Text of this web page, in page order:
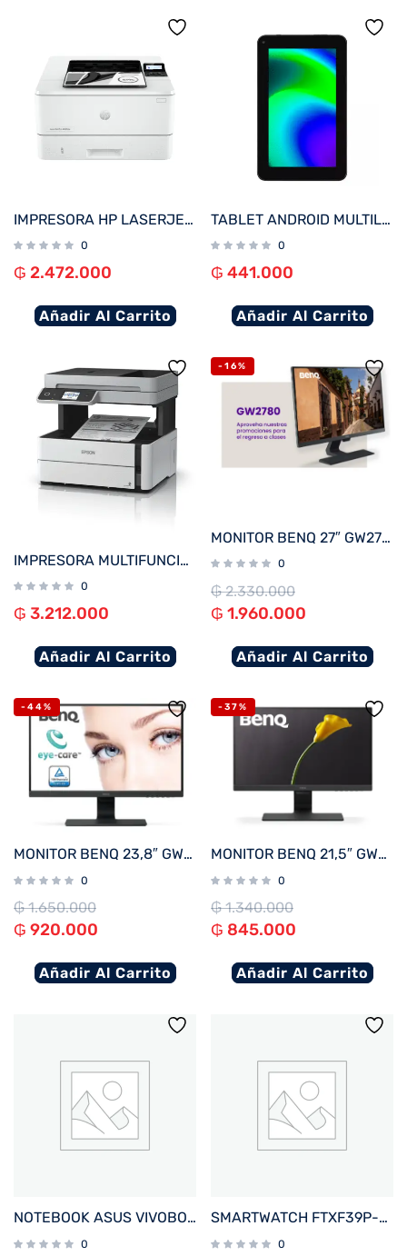
IMPRESORA HP LASERJET PRO 4003DW IMP/RED/USB/WIFI 220V
0
₲ 2.472.000
Añadir Al Carrito
TABLET ANDROID MULTILASER NB600 M7 QC/32GB/2G/7″/WIFI/NEGRO
0
₲ 441.000
Añadir Al Carrito
IMPRESORA MULTIFUNCIONAL EPSON M3170 ECOTANK RED O WIFI ADF USB BIVOLT
0
₲ 3.212.000
Añadir Al Carrito
-16%
MONITOR BENQ 27″ GW2780
0
₲2.330.000
₲ 1.960.000
Añadir Al Carrito
-44%
MONITOR BENQ 23,8″ GW2480
0
₲1.650.000
₲ 920.000
Añadir Al Carrito
-37%
MONITOR BENQ 21,5″ GW2283
0
₲1.340.000
₲ 845.000
Añadir Al Carrito
NOTEBOOK ASUS VIVOBOOK GO E510KA-EJ562W CEL 1.1%2F4%2F128EMMC%2FW11H%2F15.6%22FHD%2FNEGRO
0
SMARTWATCH FTXF39P-RGPK 42MM ROSE GOLD%2FROSA ANDROID%2FIOS%2FBT%2FFREC. CARD%2FNOTIFICACIONES
0